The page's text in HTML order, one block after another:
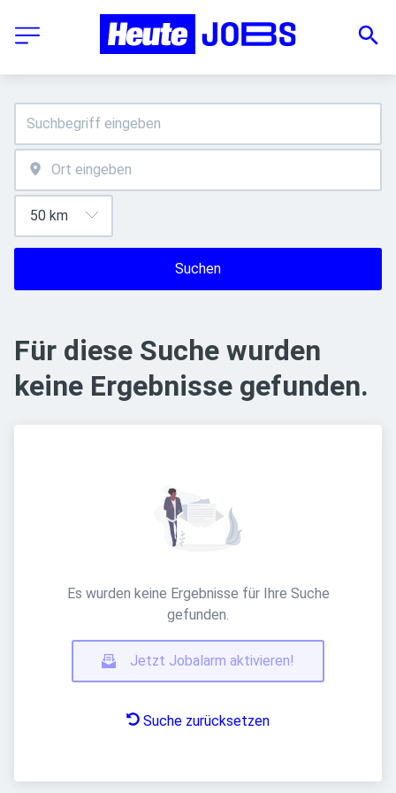
Suchen
Für diese Suche wurden
keine Ergebnisse gefunden.
Es wurden keine Ergebnisse für Ihre Suche
gefunden.
Jetzt Jobalarm aktivieren!
Suche zurücksetzen